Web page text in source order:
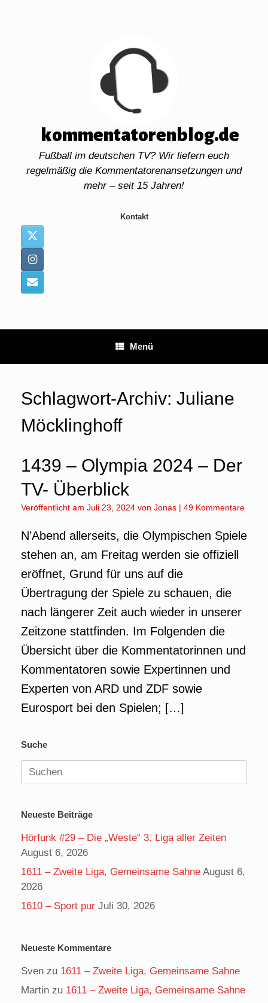
kommentatorenblog.de
Fußball im deutschen TV? Wir liefern euch
regelmäßig die Kommentatorenansetzungen und
mehr – seit 15 Jahren!
Kontakt
Menü
Schlagwort-Archiv: Juliane
Möcklinghoff
1439 – Olympia 2024 – Der
TV- Überblick
Veröffentlicht am Juli 23, 2024 von Jonas | 49 Kommentare
N’Abend allerseits, die Olympischen Spiele
stehen an, am Freitag werden sie offiziell
eröffnet, Grund für uns auf die
Übertragung der Spiele zu schauen, die
nach längerer Zeit auch wieder in unserer
Zeitzone stattfinden. Im Folgenden die
Übersicht über die Kommentatorinnen und
Kommentatoren sowie Expertinnen und
Experten von ARD und ZDF sowie
Eurosport bei den Spielen; […]
Suche
Suchen
nach:
Neueste Beiträge
Hörfunk #29 – Die „Weste“ 3. Liga aller Zeiten
August 6, 2026
1611 – Zweite Liga, Gemeinsame Sahne August 6,
2026
1610 – Sport pur Juli 30, 2026
Neueste Kommentare
Sven zu 1611 – Zweite Liga, Gemeinsame Sahne
Martin zu 1611 – Zweite Liga, Gemeinsame Sahne